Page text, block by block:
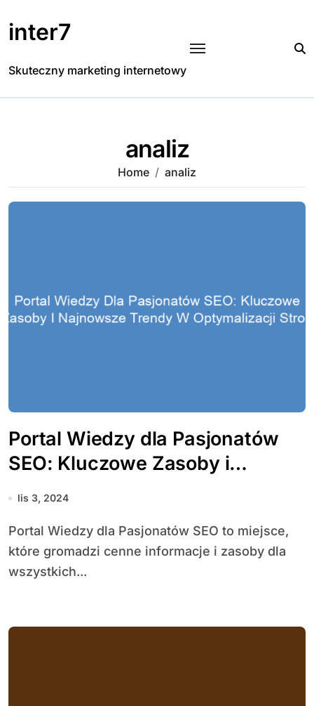
to
content
inter7
Skuteczny marketing internetowy
analiz
Home analiz
Portal Wiedzy dla Pasjonatów
SEO: Kluczowe Zasoby i
Najnowsze Trendy w
lis 3, 2024
Portal Wiedzy dla Pasjonatów SEO to miejsce,
które gromadzi cenne informacje i zasoby dla
wszystkich...